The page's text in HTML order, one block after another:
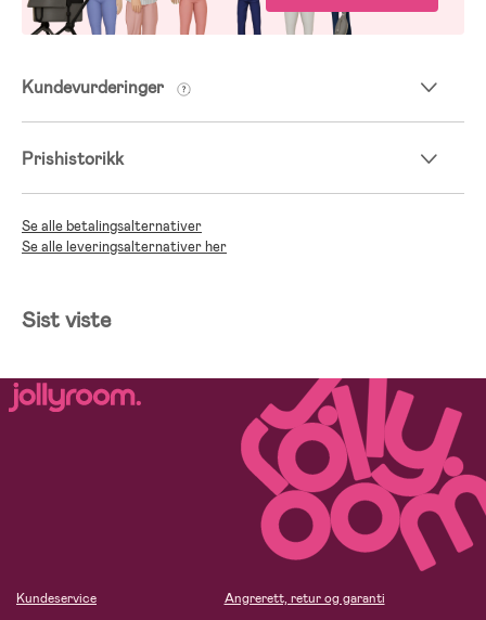
Kundevurderinger
Prishistorikk
Se alle betalingsalternativer
Se alle leveringsalternativer her
Sist viste
Kundeservice
Angrerett, retur og garanti